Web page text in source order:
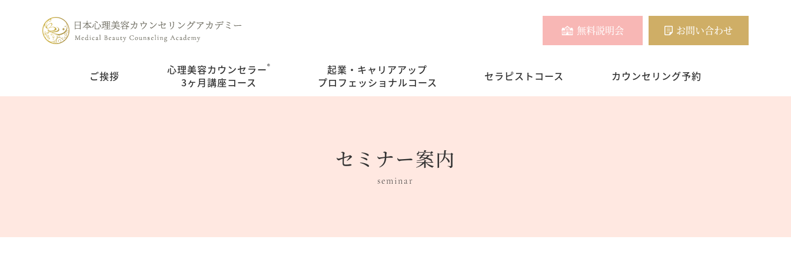
無料説明会 お問い合わせ
ご挨拶 心理美容カウンセラー®︎
3ヶ月講座コース
起業・キャリアアップ
プロフェッショナルコース
セラピストコース カウンセリング予約
セミナー案内
seminar